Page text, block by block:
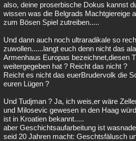
also, deine proserbische Dokus kannst
wissen was die Belgrads Machtgiereige
zum Bösen Spiel zutreiben.....
Und dann auch noch ultraradikale so
zuwollen......langt euch denn nicht das
Armenhaus Europas bezeichnet,diesen
weitergegeben hat ? Reicht das nicht ?
Reicht es nicht das euerBrudervolk die
euren Lügen ?
Und Tudjman ? Ja, ich weis,er wäre
und Milosevic gewesen in den Haag
ist in Kroatien bekannt.....
aber Geschichtsaufarbeitung ist
seid 20 Jahren macht: Geschtsfälusch